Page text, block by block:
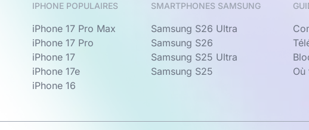
IPHONE POPULAIRES
iPhone 17 Pro Max
iPhone 17 Pro
iPhone 17
iPhone 17e
iPhone 16
SMARTPHONES SAMSUNG
Samsung S26 Ultra
Samsung S26
Samsung S25 Ultra
Samsung S25
Où